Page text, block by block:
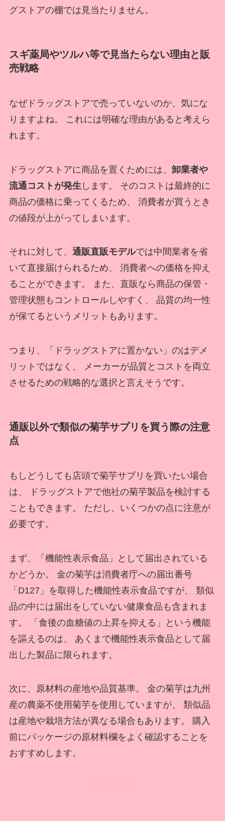
グストアの棚では見当たりません。
スギ薬局やツルハ等で見当たらない理由と販
売戦略
なぜドラッグストアで売っていないのか、気にな
りますよね。 これには明確な理由があると考えら
れます。
ドラッグストアに商品を置くためには、 卸業者や
流通コストが発生 します。 そのコストは最終的に
商品の価格に乗ってくるため、 消費者が買うとき
の値段が上がってしまいます。
それに対して、 通販直販モデルでは中間業者を省
いて直接届けられるため、 消費者への価格を抑え
ることができます。 また、直販なら商品の保管・
管理状態もコントロールしやすく、 品質の均一性
が保てるというメリットもあります。
つまり、「ドラッグストアに置かない」のはデメ
リットではなく、 メーカーが品質とコストを両立
させるための戦略的な選択と言えそうです。
通販以外で類似の菊芋サプリを買う際の注意
点
もしどうしても店頭で菊芋サプリを買いたい場合
は、 ドラッグストアで他社の菊芋製品を検討する
こともできます。 ただし、いくつかの点に注意が
必要です。
まず、「機能性表示食品」として届出されている
かどうか。 金の菊芋は消費者庁への届出番号
「D127」を取得した機能性表示食品ですが、 類似
品の中には届出をしていない健康食品も含まれま
す。 「食後の血糖値の上昇を抑える」という機能
を謳えるのは、 あくまで機能性表示食品として届
出した製品に限られます。
次に、原材料の産地や品質基準。 金の菊芋は九州
産の農薬不使用菊芋を使用していますが、 類似品
は産地や栽培方法が異なる場合もあります。 購入
前にパッケージの原材料欄をよく確認することを
おすすめします。